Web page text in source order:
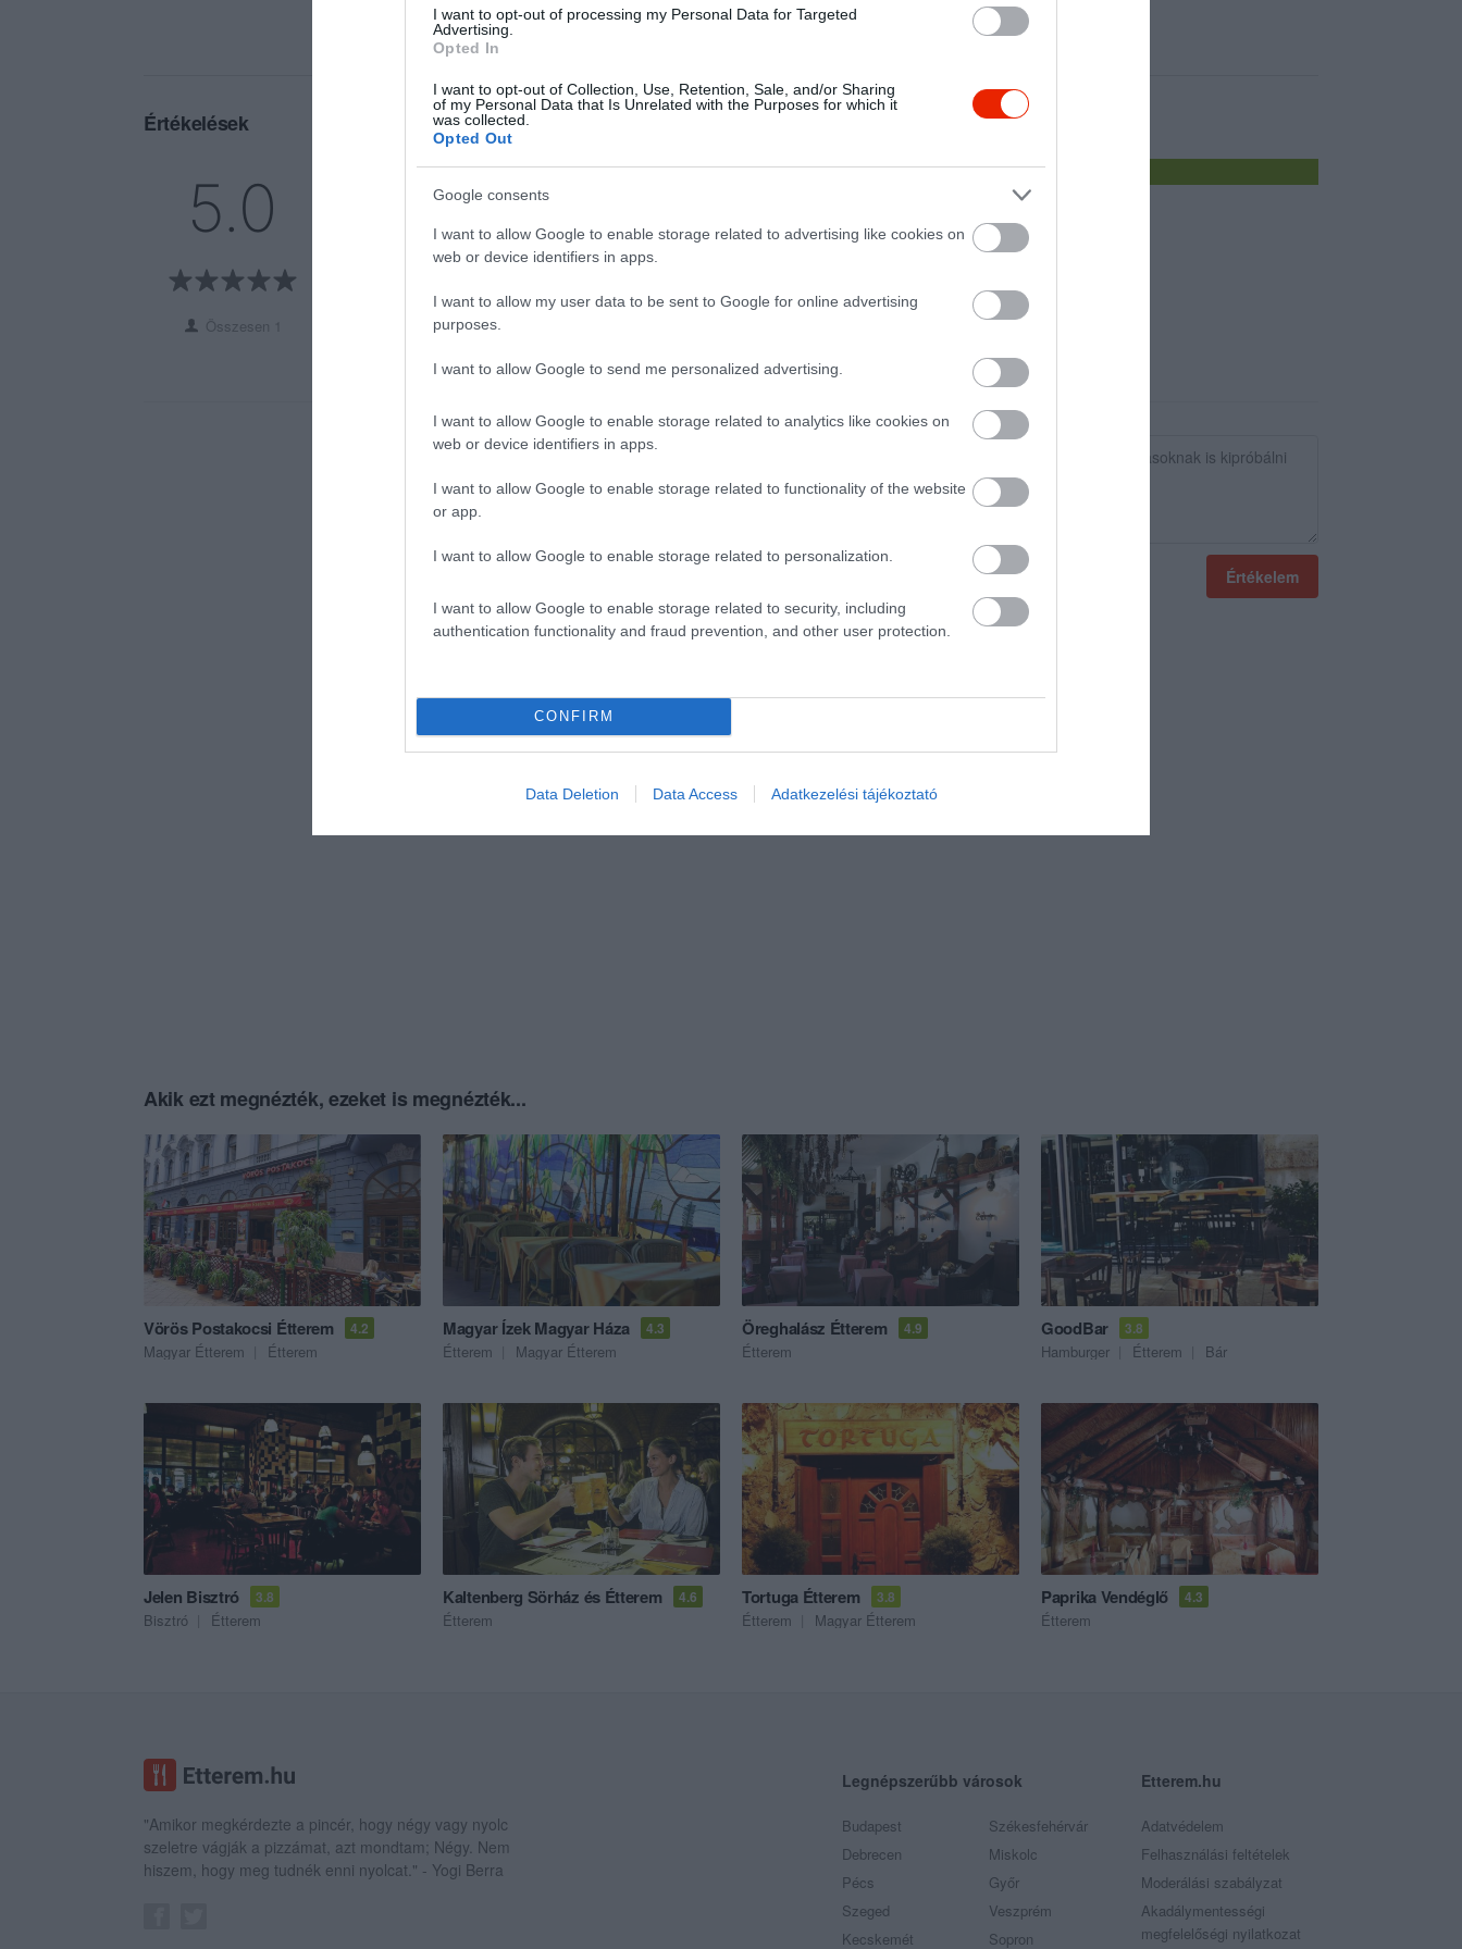
I want to opt-out of processing my Personal Data for Targeted
Advertising.
Opted In
I want to opt-out of Collection, Use, Retention, Sale, and/or Sharing
of my Personal Data that Is Unrelated with the Purposes for which it
was collected.
Opted Out
Google consents
I want to allow Google to enable storage related to advertising like cookies on
web or device identifiers in apps.
I want to allow my user data to be sent to Google for online advertising
purposes.
I want to allow Google to send me personalized advertising.
I want to allow Google to enable storage related to analytics like cookies on
web or device identifiers in apps.
I want to allow Google to enable storage related to functionality of the website
or app.
I want to allow Google to enable storage related to personalization.
I want to allow Google to enable storage related to security, including
authentication functionality and fraud prevention, and other user protection.
CONFIRM
Data Deletion Data Access Adatkezelési tájékoztató
Értékelések
5.0
Összesen 1
Értékelem
Akik ezt megnézték, ezeket is megnézték...
Vörös Postakocsi Étterem 4.2
Magyar Étterem Étterem
Magyar Ízek Magyar Háza 4.3
Étterem Magyar Étterem
Öreghalász Étterem 4.9
Étterem
GoodBar 3.8
Hamburger Étterem Bár
Jelen Bisztró 3.8
Bisztró Étterem
Kaltenberg Sörház és Étterem 4.6
Étterem
Tortuga Étterem 3.8
Étterem Magyar Étterem
Paprika Vendéglő 4.3
Étterem
"Amikor megkérdezte a pincér, hogy négy vagy nyolc
szeletre vágják a pizzámat, azt mondtam; Négy. Nem
hiszem, hogy meg tudnék enni nyolcat." - Yogi Berra
Legnépszerűbb városok
Budapest
Debrecen
Pécs
Szeged
Kecskemét
Székesfehérvár
Miskolc
Győr
Veszprém
Sopron
Etterem.hu
Adatvédelem
Felhasználási feltételek
Moderálási szabályzat
Akadálymentességi
megfelelőségi nyilatkozat